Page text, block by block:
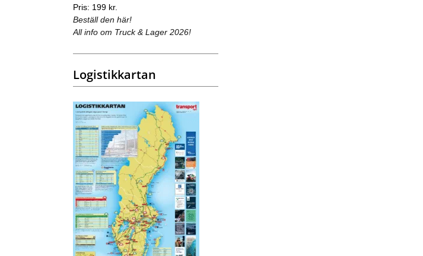
Pris: 199 kr.
Beställ den här!
All info om Truck & Lager 2026!
Logistikkartan